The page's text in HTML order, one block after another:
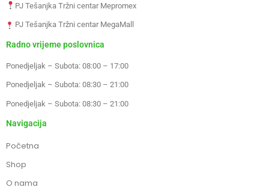
PJ Tešanjka Tržni centar Mepromex
PJ Tešanjka Tržni centar MegaMall
Radno vrijeme poslovnica
Ponedjeljak – Subota: 08:00 – 17:00
Ponedjeljak – Subota: 08:30 – 21:00
Ponedjeljak – Subota: 08:30 – 21:00
Navigacija
Početna
Shop
O nama